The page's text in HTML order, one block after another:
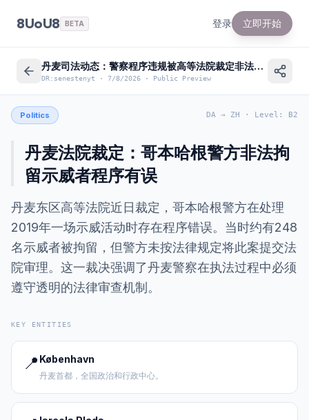
8UoU8 BETA 登录 立即开始
丹麦司法动态：警察程序违规被高等法院裁定非法拘留
DR:senestenyt · 7/8/2026 · Public Preview
Politics DA → ZH · Level : B2
丹麦法院裁定：哥本哈根警方非法拘
留示威者程序有误
丹麦东区高等法院近日裁定，哥本哈根警方在处理
2019年一场示威活动时存在程序错误。当时约有248
名示威者被拘留，但警方未按法律规定将此案提交法
院审理。这一裁决强调了丹麦警察在执法过程中必须
遵守透明的法律审查机制。
KEY ENTITIES
📍 København
丹麦首都，全国政治和行政中心。